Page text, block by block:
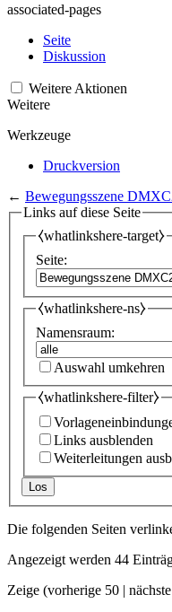
associated-pages
Seite
Diskussion
Weitere Aktionen
Weitere
Werkzeuge
Druckversion
← Bewegungsszene
Links auf diese Seite
⧼whatlinkshere-target⧽
Seite:
⧼whatlinkshere-ns⧽
Namensraum:
Auswahl umkehren
⧼whatlinkshere-filter⧽
Links ausblenden
Weiterleitungen
Los
Die folgenden Seiten
Angezeigt werden 44
Zeige (vorherige 50 |